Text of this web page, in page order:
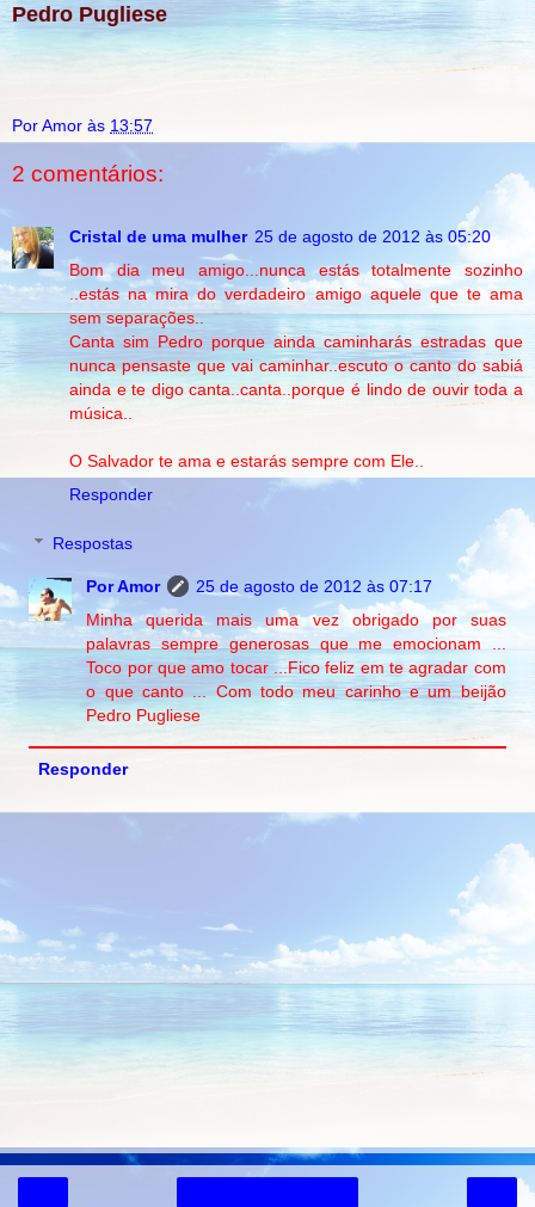
Pedro Pugliese
Por Amor às 13:57
2 comentários:
Cristal de uma mulher 25 de agosto de 2012 às 05:20
Bom dia meu amigo...nunca estás totalmente sozinho
..estás na mira do verdadeiro amigo aquele que te ama
sem separações..
Canta sim Pedro porque ainda caminharás estradas que
nunca pensaste que vai caminhar..escuto o canto do sabiá
ainda e te digo canta..canta..porque é lindo de ouvir toda a
música..
O Salvador te ama e estarás sempre com Ele..
Responder
Respostas
Por Amor
25 de agosto de 2012 às 07:17
Minha querida mais uma vez obrigado por suas
palavras sempre generosas que me emocionam ...
Toco por que amo tocar ...Fico feliz em te agradar com
o que canto ... Com todo meu carinho e um beijão
Pedro Pugliese
Responder